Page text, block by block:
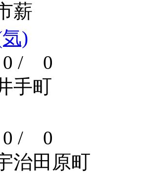
薪
)
0 / 0
手町
0 / 0
治田原町